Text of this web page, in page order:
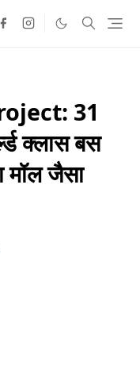
31
क्लास बस
मॉल जैसा